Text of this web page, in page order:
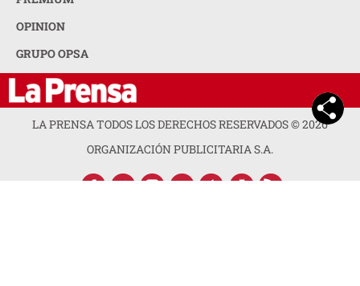
OPINION
GRUPO OPSA
LA PRENSA TODOS LOS DERECHOS RESERVADOS ©2026
ORGANIZACIÓN PUBLICITARIA S.A.